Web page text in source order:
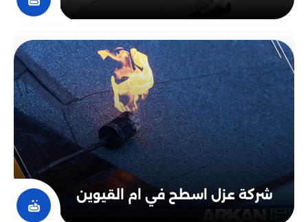
خلالها التواصل معنا بكل سهولة. حيث وفرنا لك رقم هاتف
تستطيع الحصول على الخدمة بمنتي السهولة.
كما يمكنك التواصل معنا على أحد صفحات social media
الخاصة التي تتمثل في (facebook، twitter، instagram).
والعديد من الوسائل المتوفرة لديك الأخري.
شركة عزل اسطح في ام القيوين